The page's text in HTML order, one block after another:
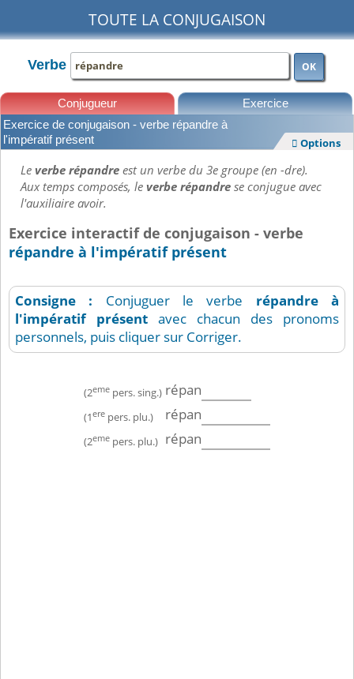
TOUTE LA CONJUGAISON
Verbe OK
Conjugueur Exercice
Leçons
Exercice de conjugaison - verbe répandre à
l'impératif présent
 Options
Leverbe répandreest un verbe du 3e groupe (en -dre).
Aux temps composés, leverbe répandrese conjugue avec
l'auxiliaire avoir.
Exercice interactif de conjugaison - verbe
répandre à l'impératif présent
Consigne : Conjuguer le verbe répandre
à
l'impératif présent avec chacun des pronoms
personnels, puis cliquer sur Corriger.
(2eme pers. sing.) répan
(1ere pers. plu.) répan
(2eme pers. plu.) répan